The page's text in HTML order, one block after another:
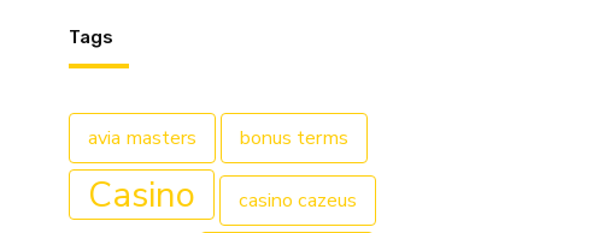
Tags
avia masters bonus terms
Casino casino cazeus